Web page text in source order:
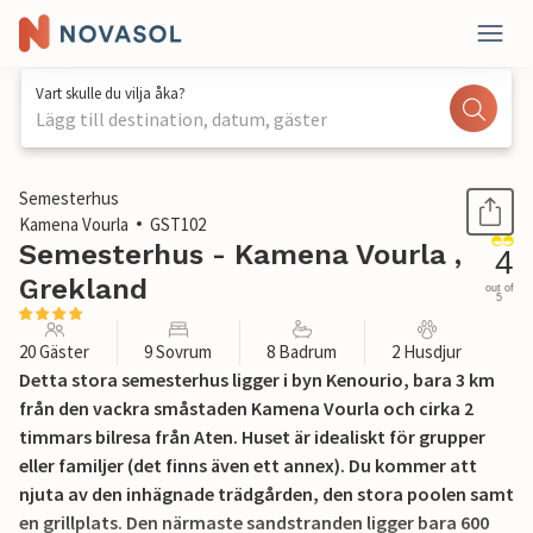
Vart skulle du vilja åka?
Lägg till destination, datum, gäster
1 / 49
Semesterhus
Kamena Vourla
GST102
Semesterhus - Kamena Vourla ,
Grekland
4
out of
5
20 Gäster 9 Sovrum 8 Badrum 2 Husdjur
Detta stora semesterhus ligger i byn Kenourio, bara 3 km
från den vackra småstaden Kamena Vourla och cirka 2
timmars bilresa från Aten. Huset är idealiskt för grupper
eller familjer (det finns även ett annex). Du kommer att
njuta av den inhägnade trädgården, den stora poolen samt
en grillplats. Den närmaste sandstranden ligger bara 600